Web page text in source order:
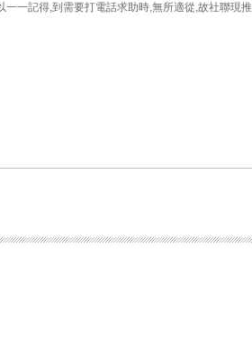
一記得,到需要打電話求助時,無所適從,故社聯現推